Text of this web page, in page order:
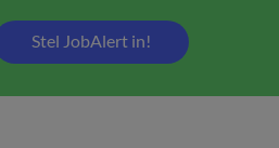
Stel JobAlert in!